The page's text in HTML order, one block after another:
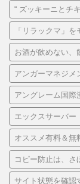
“ ズッキーニとチ
「リラックマ」
お酒が飲めない、
アンガーマネジメ
アングレーム国際
エックスサーバ
オススメ有料＆無
コピー防止は、さ
サイト状態を確認